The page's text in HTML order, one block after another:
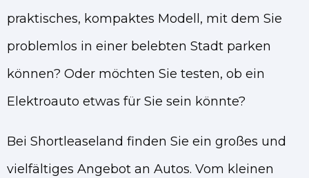
praktisches, kompaktes Modell, mit dem Sie
problemlos in einer belebten Stadt parken
können? Oder möchten Sie testen, ob ein
Elektroauto etwas für Sie sein könnte?
Bei Shortleaseland finden Sie ein großes und
vielfältiges Angebot an Autos. Vom kleinen